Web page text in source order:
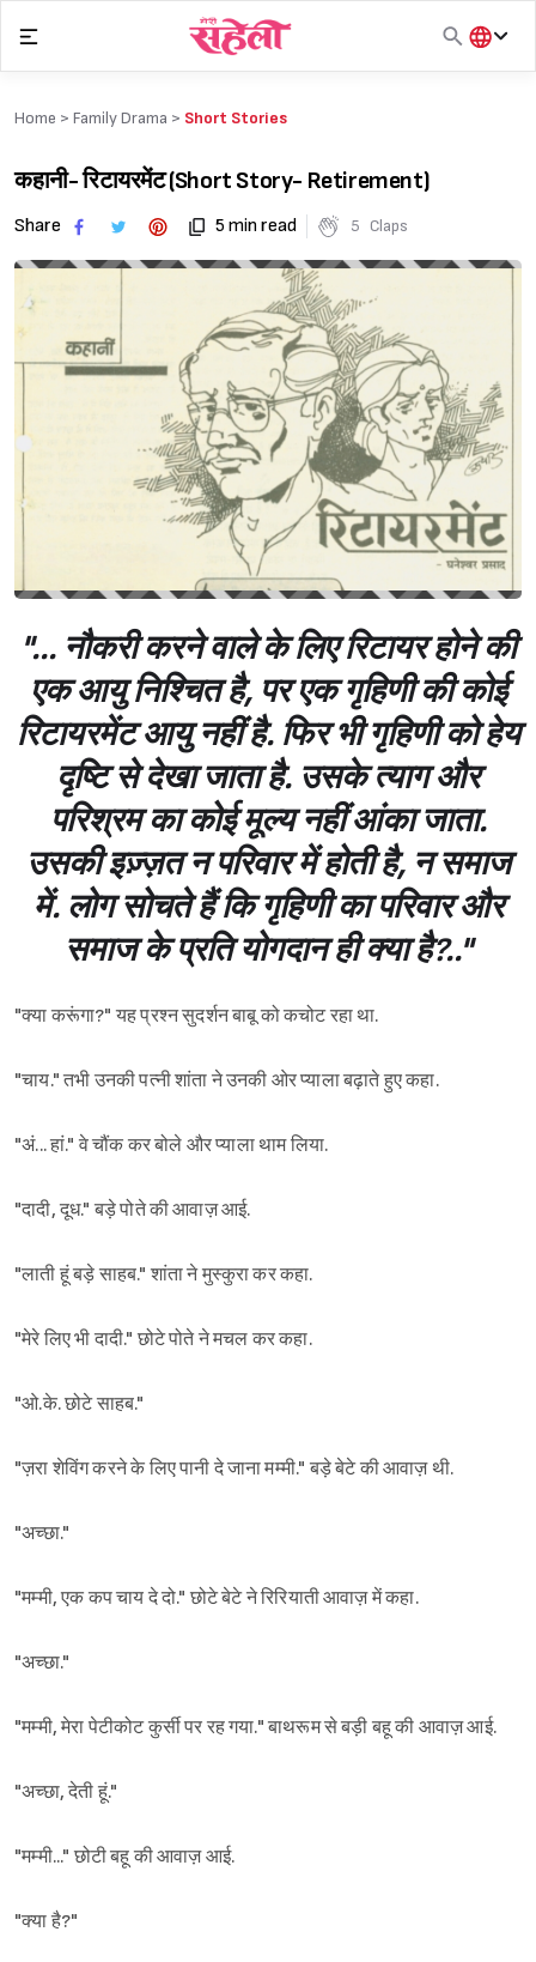
content
हिंदी
Home > Family Drama > Short Stories
कहानी- रिटायरमेंट (Short Story- Retirement)
Share 5 min read 5 Claps
"... नौकरी करने वाले के लिए रिटायर होने की
एक आयु निश्चित है, पर एक गृहिणी की कोई
रिटायरमेंट आयु नहीं है. फिर भी गृहिणी को हेय
दृष्टि से देखा जाता है. उसके त्याग और
परिश्रम का कोई मूल्य नहीं आंका जाता.
उसकी इज़्ज़त न परिवार में होती है, न समाज
में. लोग सोचते हैं कि गृहिणी का परिवार और
समाज के प्रति योगदान ही क्या है?.."
"क्या करूंगा?" यह प्रश्न सुदर्शन बाबू को कचोट रहा था.
"चाय." तभी उनकी पत्नी शांता ने उनकी ओर प्याला बढ़ाते हुए कहा.
"अं... हां." वे चौंक कर बोले और प्याला थाम लिया.
"दादी, दूध." बड़े पोते की आवाज़ आई.
"लाती हूं बड़े साहब." शांता ने मुस्कुरा कर कहा.
"मेरे लिए भी दादी." छोटे पोते ने मचल कर कहा.
"ओ.के. छोटे साहब."
"ज़रा शेविंग करने के लिए पानी दे जाना मम्मी." बड़े बेटे की आवाज़ थी.
"अच्छा."
"मम्मी, एक कप चाय दे दो." छोटे बेटे ने रिरियाती आवाज़ में कहा.
"अच्छा."
"मम्मी, मेरा पेटीकोट कुर्सी पर रह गया." बाथरूम से बड़ी बहू की आवाज़ आई.
"अच्छा, देती हूं."
"मम्मी..." छोटी बहू की आवाज़ आई.
"क्या है?"